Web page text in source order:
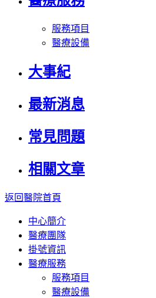
服務項目
醫療設備
大事紀
最新消息
常見問題
相關文章
返回醫院首頁
中心簡介
醫療團隊
掛號資訊
醫療服務
服務項目
醫療設備